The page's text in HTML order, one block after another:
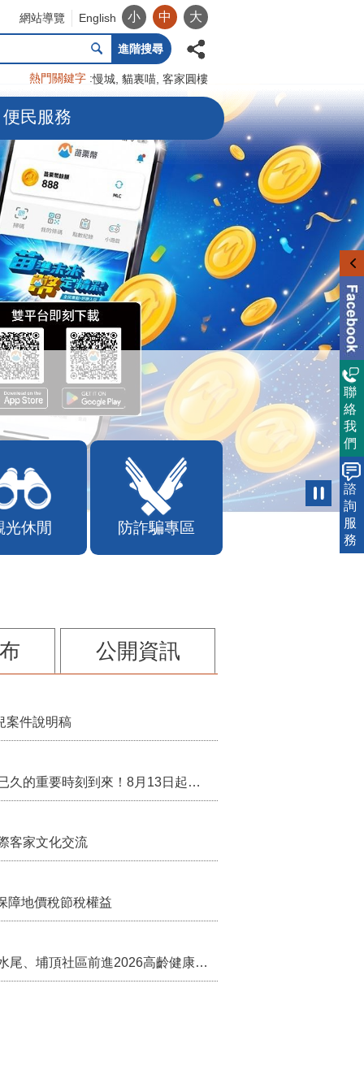
網站導覽 English 小 中 大
進階搜尋
熱門關鍵字 慢城 貓裏喵 客家圓樓
便民服務
公開資訊
案件說明稿
行政院核定西拉雅族為平埔原住民族群 盼望已久的重要時刻到來！8月13日起受理民族成員名冊登記
客家文化交流
障地價稅節稅權益
苗栗農村綠色照顧成果登上全國舞台！ 後龍水尾、埔頂社區前進2026高齡健康產業博覽會
聯
絡
我
們
諮
詢
服
務